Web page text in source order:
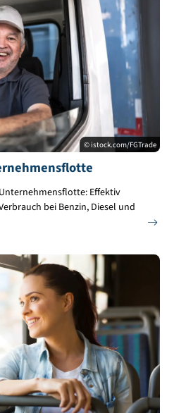
© istock.com/FGTrade
Effektiv
bei Benzin, Diesel und